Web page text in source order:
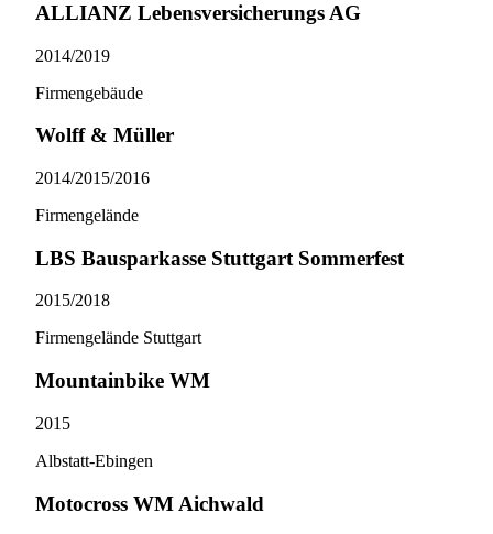
ALLIANZ Lebensversicherungs AG
2014/​2019
Firmengebäude
Wolff & Müller
2014/​2015/​2016
Firmengelände
LBS Bausparkasse Stuttgart Sommerfest
2015/​2018
Firmengelände Stuttgart
Mountainbike WM
2015
Albstatt-Ebingen
Motocross WM Aichwald